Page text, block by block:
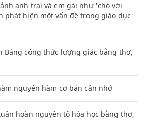
anh trai và em gái như 'chó với
phát hiện một vấn đề trong giáo dục
Bảng công thức lượng giác bằng thơ,
nguyên hàm cơ bản cần nhớ
hoàn nguyên tố hóa học bằng thơ,